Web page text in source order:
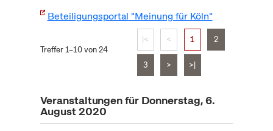
Beteiligungsportal "Meinung für Köln"
Treffer 1–10 von 24
|< < 1 2
3 > >|
Veranstaltungen für Donnerstag, 6.
August 2020